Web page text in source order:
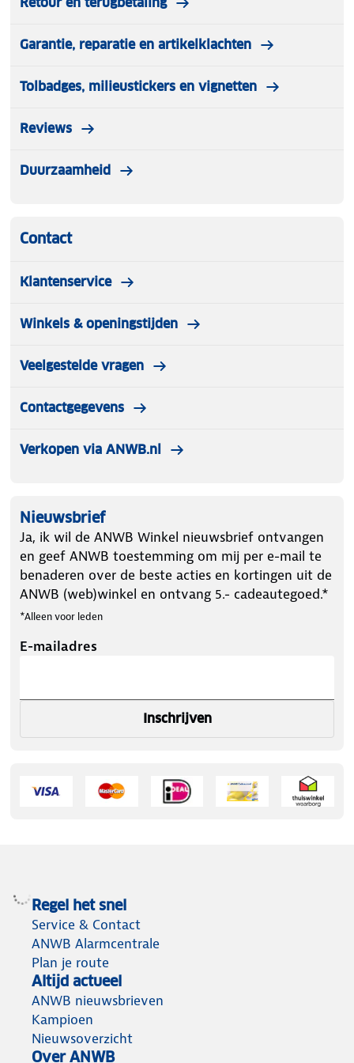
Garantie, reparatie en artikelklachten
Tolbadges, milieustickers en vignetten
Reviews
Duurzaamheid
Contact
Klantenservice
Winkels & openingstijden
Veelgestelde vragen
Contactgegevens
Verkopen via ANWB.nl
Nieuwsbrief
Ja, ik wil de ANWB Winkel nieuwsbrief ontvangen
en geef ANWB toestemming om mij per e-mail te
benaderen over de beste acties en kortingen uit de
ANWB (web)winkel en ontvang 5.- cadeautegoed.*
*Alleen voor leden
E-mailadres
Inschrijven
Regel het snel
Service & Contact
ANWB Alarmcentrale
Plan je route
Altijd actueel
ANWB nieuwsbrieven
Kampioen
Nieuwsoverzicht
Over ANWB